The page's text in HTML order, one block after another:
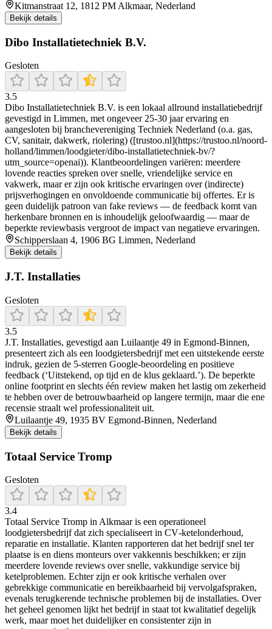
Kitmanstraat 12, 1812 PM Alkmaar, Nederland
Bekijk details
Dibo Installatietechniek B.V.
Gesloten
3.5
Dibo Installatietechniek B.V. is een lokaal allround installatiebedrijf
gevestigd in Limmen, met ongeveer 25‑30 jaar ervaring en
aangesloten bij branchevereniging Techniek Nederland (o.a. gas,
CV, sanitair, dakwerk, riolering) ([trustoo.nl](https://trustoo.nl/noord-
holland/limmen/loodgieter/dibo-installatietechniek-bv/?
utm_source=openai)). Klantbeoordelingen variëren: meerdere
lovende reacties spreken over snelle, vriendelijke service en
vakwerk, maar er zijn ook kritische ervaringen over (indirecte)
prijsverhogingen en onvoldoende communicatie bij offertes. Er is
geen duidelijk patroon van fake reviews — de feedback komt van
herkenbare bronnen en is inhoudelijk geloofwaardig — maar de
beperkte reviewbasis vergroot de impact van negatieve ervaringen.
Schipperslaan 4, 1906 BG Limmen, Nederland
Bekijk details
J.T. Installaties
Gesloten
3.5
J.T. Installaties, gevestigd aan Luilaantje 49 in Egmond‑Binnen,
presenteert zich als een loodgietersbedrijf met een uitstekende eerste
indruk, gezien de 5‑sterren Google‑beoordeling en positieve
feedback (‘Uitstekend, op tijd en de klus geklaard.’). De beperkte
online footprint en slechts één review maken het lastig om zekerheid
te hebben over de betrouwbaarheid op langere termijn, maar die ene
recensie straalt wel professionaliteit uit.
Luilaantje 49, 1935 BV Egmond-Binnen, Nederland
Bekijk details
Totaal Service Tromp
Gesloten
3.4
Totaal Service Tromp in Alkmaar is een operationeel
loodgietersbedrijf dat zich specialiseert in CV‑ketelonderhoud,
reparatie en installatie. Klanten rapporteren dat het bedrijf snel ter
plaatse is en diens monteurs over vakkennis beschikken; er zijn
meerdere lovende reviews over snelle, vakkundige service bij
ketelproblemen. Echter zijn er ook kritische verhalen over
gebrekkige communicatie en bereikbaarheid bij vervolgafspraken,
evenals terugkerende technische problemen bij de installaties. Over
het geheel genomen lijkt het bedrijf in staat tot kwalitatief degelijk
werk, maar moet het duidelijker en consistenter zijn in